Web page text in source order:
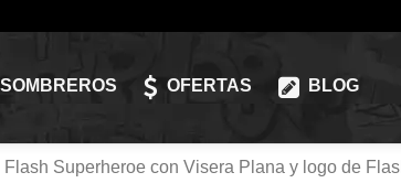
SOMBREROS OFERTAS BLOG
Superheroe con Visera Plana y logo de